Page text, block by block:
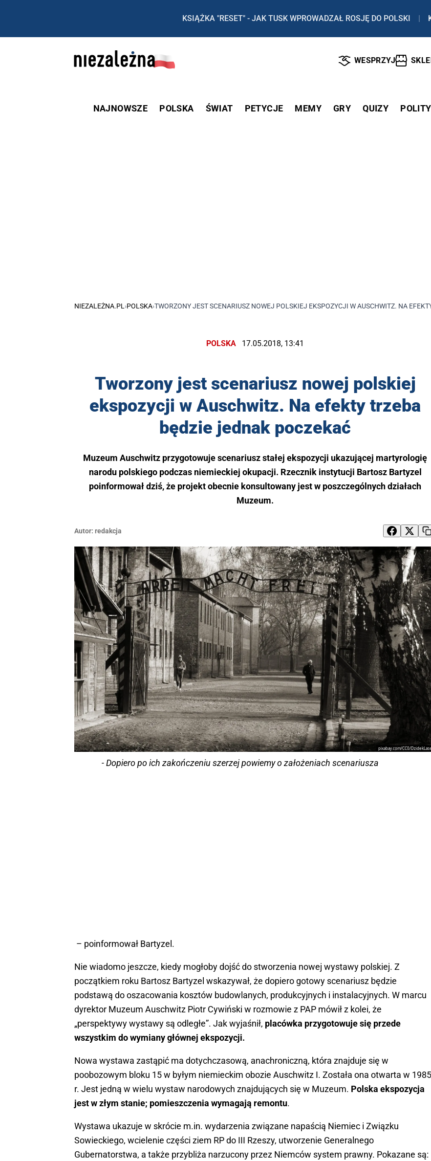
KSIĄŻKA "RESET" - JAK TUSK WPROWADZAŁ ROSJĘ DO POLSKI |
WESPRZYJ
NAJNOWSZE POLSKA ŚWIAT PETYCJE MEMY GRY QUIZY
NIEZALEŻNA.PL ›POLSKA›TWORZONY JEST SCENARIUSZ NOWEJ POLSKIEJ EKSPOZYCJI W AUSCHWITZ. NA
POLSKA 17.05.2018, 13:41
Tworzony jest scenariusz nowej polskiej
ekspozycji w Auschwitz. Na efekty trzeba
będzie jednak poczekać
Muzeum Auschwitz przygotowuje scenariusz stałej ekspozycji ukazującej martyrologię
narodu polskiego podczas niemieckiej okupacji. Rzecznik instytucji Bartosz Bartyzel
poinformował dziś, że projekt obecnie konsultowany jest w poszczególnych działach
Muzeum.
Autor: redakcja
pixabay.com/CC0/
- Dopiero po ich zakończeniu szerzej powiemy o założeniach scenariusza
– poinformował Bartyzel.
Nie wiadomo jeszcze, kiedy mogłoby dojść do stworzenia nowej wystawy polskiej. Z
początkiem roku Bartosz Bartyzel wskazywał, że dopiero gotowy scenariusz będzie
podstawą do oszacowania kosztów budowlanych, produkcyjnych i instalacyjnych. W marcu
dyrektor Muzeum Auschwitz Piotr Cywiński w rozmowie z PAP mówił z kolei, że
„perspektywy wystawy są odległe”. Jak wyjaśnił, placówka przygotowuje się przede
wszystkim do wymiany głównej ekspozycji.
Nowa wystawa zastąpić ma dotychczasową, anachroniczną, która znajduje się w
poobozowym bloku 15 w byłym niemieckim obozie Auschwitz I. Została ona otwarta w 1985
r. Jest jedną w wielu wystaw narodowych znajdujących się w Muzeum. Polska ekspozycja
jest w złym stanie; pomieszczenia wymagają remontu.
Wystawa ukazuje w skrócie m.in. wydarzenia związane napaścią Niemiec i Związku
Sowieckiego, wcielenie części ziem RP do III Rzeszy, utworzenie Generalnego
Gubernatorstwa, a także przybliża narzucony przez Niemców system prawny. Pokazane są: